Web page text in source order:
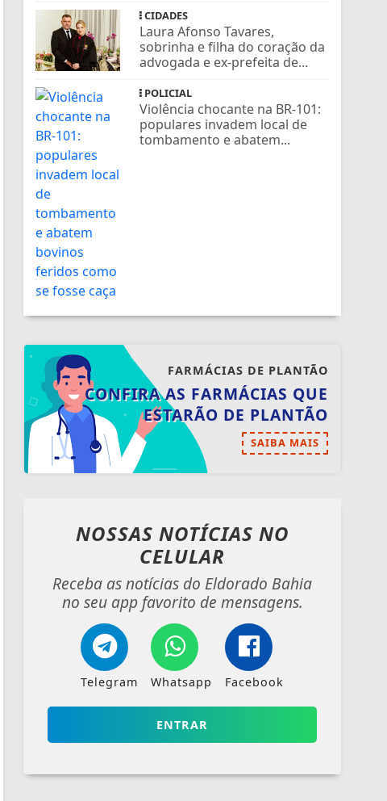
CIDADES
Laura Afonso Tavares,
sobrinha e filha do coração da
advogada e ex-prefeita de...
POLICIAL
Violência chocante na BR-101:
populares invadem local de
tombamento e abatem...
FARMÁCIAS DE PLANTÃO
CONFIRA AS FARMÁCIAS QUE
ESTARÃO DE PLANTÃO
SAIBA MAIS
NOSSAS NOTÍCIAS NO
CELULAR
Receba as notícias do Eldorado Bahia
no seu app favorito de mensagens.
Telegram Whatsapp Facebook
ENTRAR